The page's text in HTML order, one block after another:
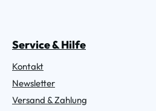
Service & Hilfe
Kontakt
Newsletter
Versand & Zahlung